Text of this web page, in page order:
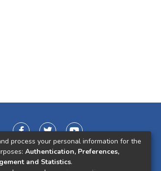
process your personal information for the
Authentication, Preferences,
and Statistics.